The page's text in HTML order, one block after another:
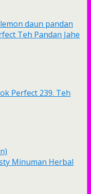
daun pandan
Teh Pandan Jahe
Perfect 239. Teh
Minuman Herbal